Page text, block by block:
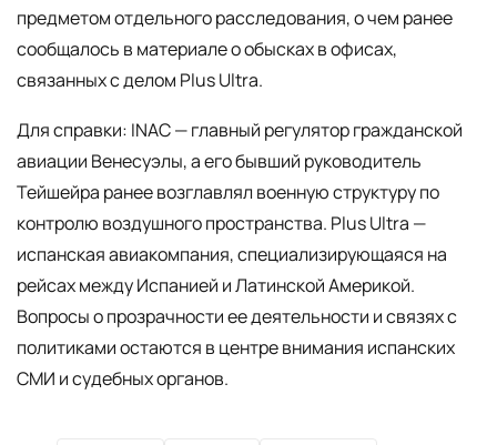
предметом отдельного расследования, о чем ранее
сообщалось в материале о обысках в офисах,
связанных с делом Plus Ultra.
Для справки: INAC — главный регулятор гражданской
авиации Венесуэлы, а его бывший руководитель
Тейшейра ранее возглавлял военную структуру по
контролю воздушного пространства. Plus Ultra —
испанская авиакомпания, специализирующаяся на
рейсах между Испанией и Латинской Америкой.
Вопросы о прозрачности ее деятельности и связях с
политиками остаются в центре внимания испанских
СМИ и судебных органов.